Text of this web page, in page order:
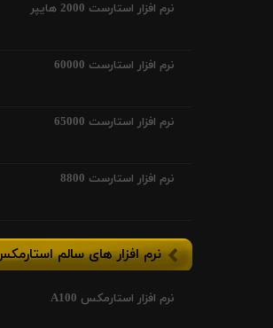
نرم افزار استارست 2000 هایپر
نرم افزار استارست 60000
نرم افزار استارست 65000
نرم افزار استارست 8800
نرم افزار های سالم
نرم افزار استارمکس A100